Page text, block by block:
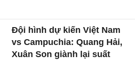
Đội hình dự kiến Việt Nam
vs Campuchia: Quang Hải,
Xuân Son giành lại suất